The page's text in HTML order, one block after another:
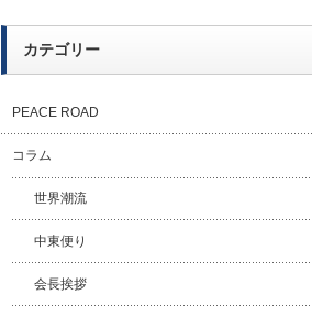
カテゴリー
PEACE ROAD
コラム
世界潮流
中東便り
会長挨拶